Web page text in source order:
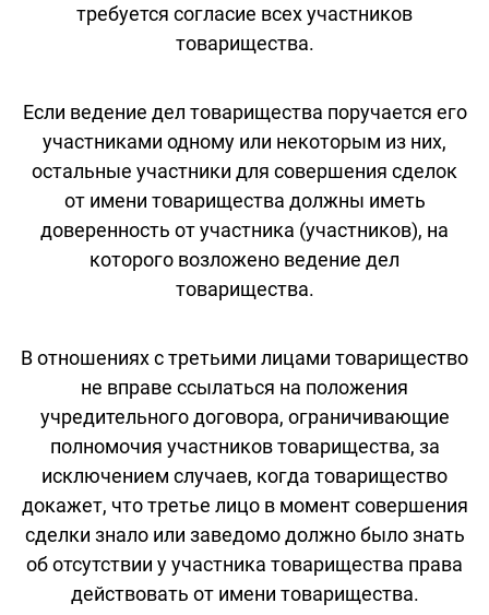
требуется согласие всех участников
товарищества.
Если ведение дел товарищества поручается его
участниками одному или некоторым из них,
остальные участники для совершения сделок
от имени товарищества должны иметь
доверенность от участника (участников), на
которого возложено ведение дел
товарищества.
В отношениях с третьими лицами товарищество
не вправе ссылаться на положения
учредительного договора, ограничивающие
полномочия участников товарищества, за
исключением случаев, когда товарищество
докажет, что третье лицо в момент совершения
сделки знало или заведомо должно было знать
об отсутствии у участника товарищества права
действовать от имени товарищества.